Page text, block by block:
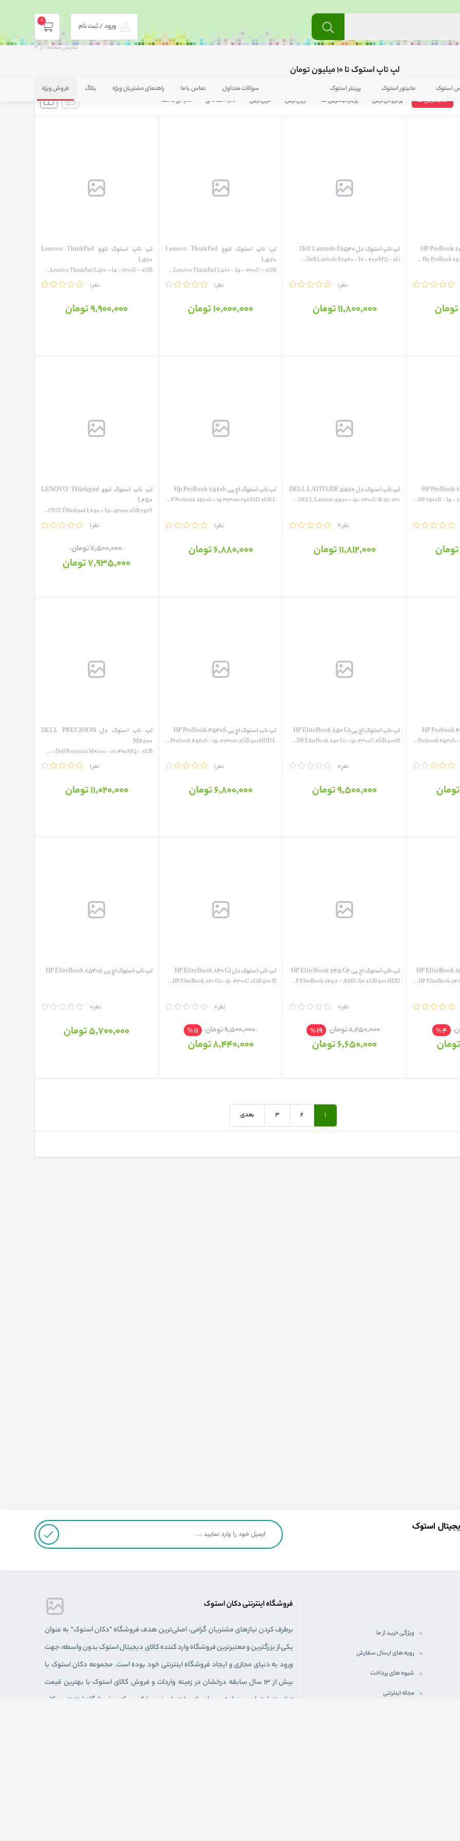
ورود / ثبت نام
0
استوک مانیتور استوک پرینتر استوک سوالات متداول تماس با ما راهنمای مشتریان ویژه بلاگ فروش ویژه
نمایش صفحه1از3
لپ تاپ استوک تا 10 میلیون تومان
جدیدترین ها پرفروش‌ترین پربازدید‌ترین ها ارزان‌ترین گران‌ترین نام : الف تا ی نام : ی تا الف
لپ تاپ استوک دل ‎Dell Latitude ‎E6540
‎Dell Latitude ‎E6540 - I7 - 4810MQ - 8G...
1 نفر
11٬800٬000 تومان
لپ تاپ استوک لنوو Lenovo ThinkPad
L570
Lenovo ThinkPad L570 - I5 - 6200U - 8GB...
1 نفر
10٬000٬000 تومان
لپ تاپ استوک لنوو Lenovo ThinkPad
L560
Lenovo ThinkPad L560 - I5 - 6200U - 8GB...
1 نفر
9٬900٬000 تومان
HP 6560B - I5 -
لپ تاپ استوک دل DELL LATITUDE 5580
DELL Latitude 5580 - i5-7300U & i5-720...
2 نفر
11٬812٬000 تومان
لپ تاپ استوک اچ پی Hp ProBook 6570b
HP Probook 6570b - i5 3230m 256SSD 8GB L...
1 نفر
6٬880٬000 تومان
لپ تاپ استوک لنوو LENOVO THinkpad
L450
LENOVO THinkpad L450 - I5-5200u 8GB 256S...
1 نفر
7٬500٬000 تومان
7٬935٬000 تومان
HP Probook 4530S - i5-2430M 4GB 500HDD L...
لپ تاپ استوک اچ پی HP EliteBook 850 G1
HP EliteBook 850 G1 - i5-4300U 8GB 500H...
0 نفر
9٬500٬000 تومان
لپ تاپ استوک اچ پی HP ProBook 4540S
HP Probook 4540S - i5-3230m 8GB 500HDD L...
1 نفر
6٬800٬000 تومان
لپ تاپ استوک دل DELL PRECISION
M4800
Dell Precision M4800 - i7-4910MQ - 8GB -...
1 نفر
11٬020٬000 تومان
HP EliteBook
4
%
لپ تاپ استوک اچ پی HP EliteBook 745 G2
HP EliteBook 745 2 - AMD A10 8GB 500 HDD...
0 نفر
8٬250٬000 تومان 19
%
6٬650٬000 تومان
لپ تاپ استوک دل HP EliteBook 840 G1
HP EliteBook 840 G1 - i5-4300U 8GB 500 H...
0 نفر
9٬500٬000 تومان 11
%
8٬440٬000 تومان
لپ تاپ استوک اچ پی HP EliteBook 8540p
0 نفر
5٬700٬000 تومان
1
2
3 بعدی
استوک
ویژگی خرید از ما
رویه های ارسال سفارش
شیوه های پرداخت
مجله اینترنتی
فروشگاه اینترنتی دکان استوک
برطرف کردن نياز‌های مشتريان گرامی، اصلی‌ترين هدف فروشگاه "دکان استوک" به عنوان
یکی از بزرگترین و معتبرترین فروشگاه وارد کننده کالای دیجیتال استوک بدون واسطه، جهت
ورود به دنيای مجازی و ايجاد فروشگاه اينترنتی خود بوده است. مجموعه دکان استوک با
بیش از 13 سال سابقه درخشان در زمینه واردات و فروش کالای استوک با بهترین قیمت
توانسته اعتماد و رضایت بسیاری از مشتریان خود را کسب کند. فروشگاه اینترنتی دکان